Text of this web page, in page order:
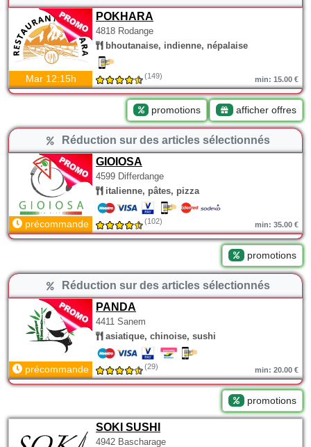
POKHARA
4818 Rodange
bhoutanaise, indienne, népalaise
Mar 12:15h (149) min: 15.00 €
promotions afficher offres
Réduction sur des articles sélectionnés
GIOIOSA
4599 Differdange
italienne, pâtes, pizza
précommande (102) min: 35.00 €
promotions
Réduction sur des articles sélectionnés
PANDA
4411 Sanem
asiatique, chinoise, sushi
précommande (29) min: 20.00 €
promotions
SOKI SUSHI
4942 Bascharage